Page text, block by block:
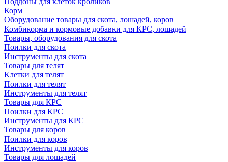
Корм
Оборудование товары для скота, лошадей, коров
Комбикорма и кормовые добавки для КРС, лошадей
Товары, оборудования для скота
Поилки для скота
Инструменты для скота
Товары для телят
Клетки для телят
Поилки для телят
Инструменты для телят
Товары для КРС
Поилки для КРС
Инструменты для КРС
Товары для коров
Поилки для коров
Инструменты для коров
Товары для лошадей